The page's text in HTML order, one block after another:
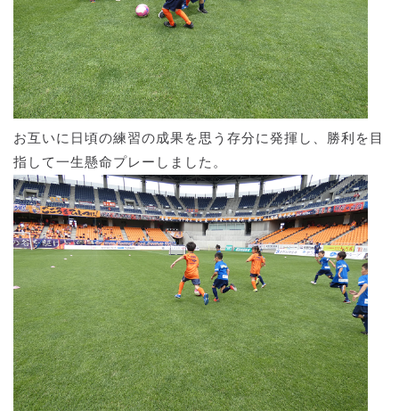
お互いに日頃の練習の成果を思う存分に発揮し、勝利を目
指して一生懸命プレーしました。